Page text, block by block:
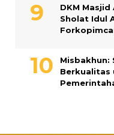
DKM
Sholat Idul
Misbakhun:
Berkualitas